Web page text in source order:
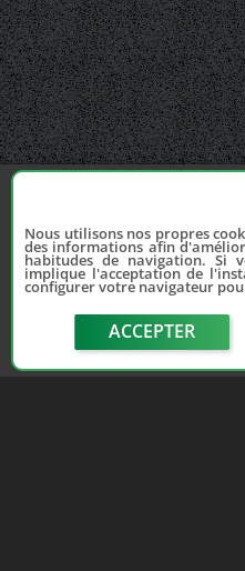
Nous utilisons nos propres
des informations afin
habitudes de navigation. Si
implique l'acceptation de
configurer votre navigateur
ACCEPTER